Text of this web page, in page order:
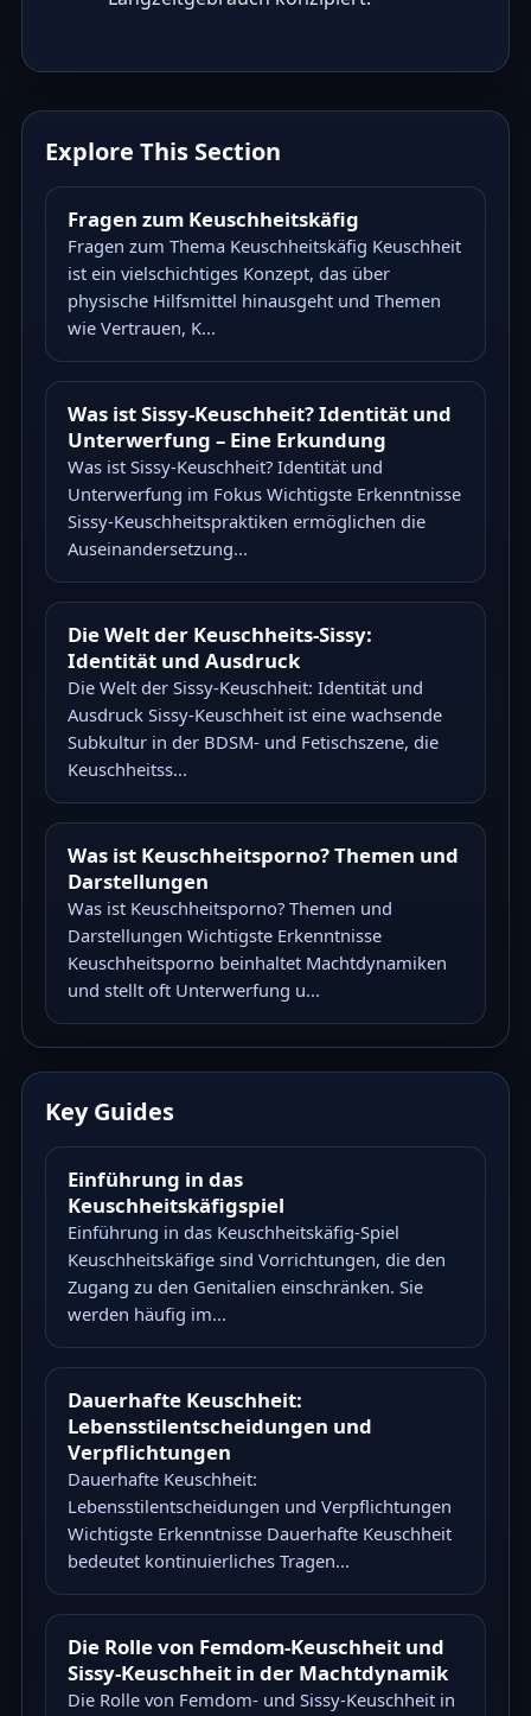
Explore This Section
Fragen zum Keuschheitskäfig
Fragen zum Thema Keuschheitskäfig Keuschheit
ist ein vielschichtiges Konzept, das über
physische Hilfsmittel hinausgeht und Themen
wie Vertrauen, K...
Was ist Sissy-Keuschheit? Identität und
Unterwerfung – Eine Erkundung
Was ist Sissy-Keuschheit? Identität und
Unterwerfung im Fokus Wichtigste Erkenntnisse
Sissy-Keuschheitspraktiken ermöglichen die
Auseinandersetzung...
Die Welt der Keuschheits-Sissy:
Identität und Ausdruck
Die Welt der Sissy-Keuschheit: Identität und
Ausdruck Sissy-Keuschheit ist eine wachsende
Subkultur in der BDSM- und Fetischszene, die
Keuschheitss...
Was ist Keuschheitsporno? Themen und
Darstellungen
Was ist Keuschheitsporno? Themen und
Darstellungen Wichtigste Erkenntnisse
Keuschheitsporno beinhaltet Machtdynamiken
und stellt oft Unterwerfung u...
Key Guides
Einführung in das
Keuschheitskäfigspiel
Einführung in das Keuschheitskäfig-Spiel
Keuschheitskäfige sind Vorrichtungen, die den
Zugang zu den Genitalien einschränken. Sie
werden häufig im...
Dauerhafte Keuschheit:
Lebensstilentscheidungen und
Verpflichtungen
Dauerhafte Keuschheit:
Lebensstilentscheidungen und Verpflichtungen
Wichtigste Erkenntnisse Dauerhafte Keuschheit
bedeutet kontinuierliches Tragen...
Die Rolle von Femdom-Keuschheit und
Sissy-Keuschheit in der Machtdynamik
Die Rolle von Femdom- und Sissy-Keuschheit in